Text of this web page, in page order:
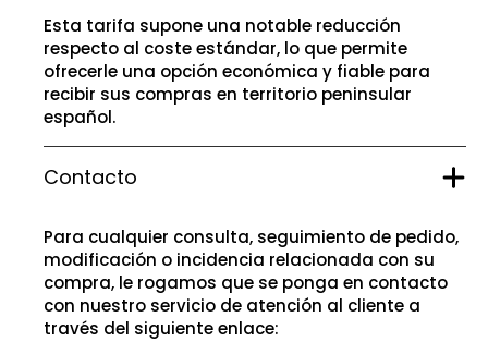
Esta tarifa supone una notable reducción
respecto al coste estándar, lo que permite
ofrecerle una opción económica y fiable para
recibir sus compras en territorio peninsular
español.
Contacto
Para cualquier consulta, seguimiento de pedido,
modificación o incidencia relacionada con su
compra, le rogamos que se ponga en contacto
con nuestro servicio de atención al cliente a
través del siguiente enlace: